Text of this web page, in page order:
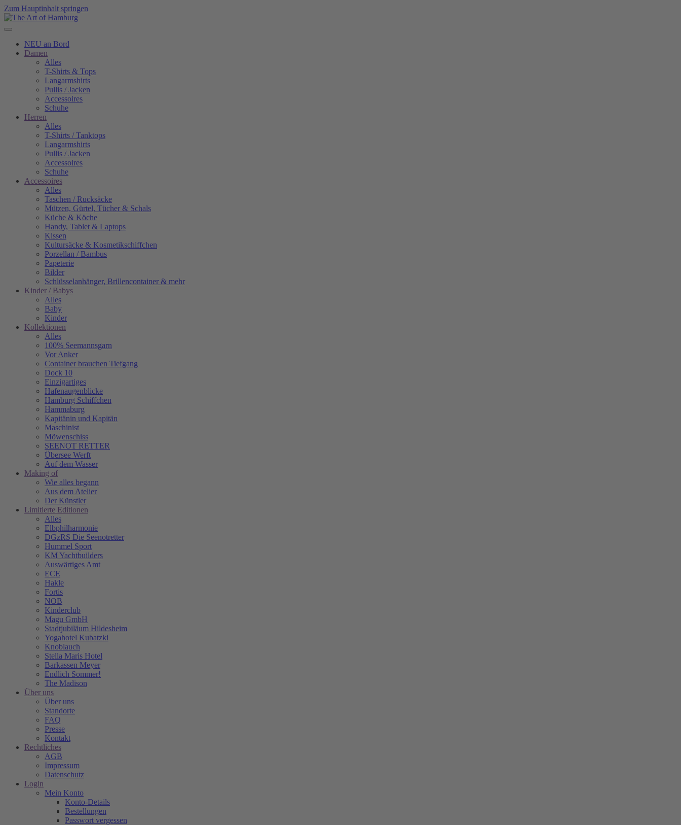
Zum Hauptinhalt springen
NEU an Bord
Damen
Alles
T-Shirts & Tops
Langarmshirts
Pullis / Jacken
Accessoires
Schuhe
Herren
Alles
T-Shirts / Tanktops
Langarmshirts
Pullis / Jacken
Accessoires
Schuhe
Accessoires
Alles
Taschen / Rucksäcke
Mützen, Gürtel, Tücher & Schals
Küche & Köche
Handy, Tablet & Laptops
Kissen
Kultursäcke & Kosmetikschiffchen
Porzellan / Bambus
Papeterie
Bilder
Schlüsselanhänger, Brillencontainer & mehr
Kinder / Babys
Alles
Baby
Kinder
Kollektionen
Alles
100% Seemannsgarn
Vor Anker
Container brauchen Tiefgang
Dock 10
Einzigartiges
Hafenaugen­blicke
Hamburg Schiffchen
Hammaburg
Kapitänin und Kapitän
Maschinist
Möwenschiss
SEENOT RETTER
Übersee Werft
Auf dem Wasser
Making of
Wie alles begann
Aus dem Atelier
Der Künstler
Limitierte Editionen
Alles
Elbphilharmonie
DGzRS Die Seenotretter
Hummel Sport
KM Yachtbuilders
Auswärtiges Amt
ECE
Hakle
Fortis
NOB
Kinderclub
Magu GmbH
Stadtjubiläum Hildesheim
Yogahotel Kubatzki
Knoblauch
Stella Maris Hotel
Barkassen Meyer
Endlich Sommer!
The Madison
Über uns
Über uns
Standorte
FAQ
Presse
Kontakt
Rechtliches
AGB
Impressum
Datenschutz
Login
Mein Konto
Konto-Details
Bestellungen
Passwort vergessen